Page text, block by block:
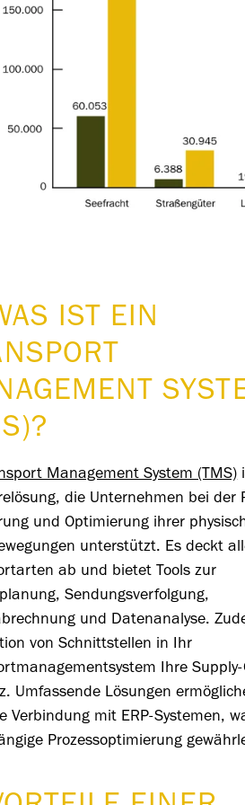
IST EIN
Management System (TMS)
die Unternehmen bei der
und Optimierung ihrer
unterstützt. Es deckt
ab und bietet Tools zur
Sendungsverfolgung,
und Datenanalyse.
von Schnittstellen in Ihr
Ihre
Umfassende Lösungen
Verbindung mit ERP-Systemen,
Prozessoptimierung